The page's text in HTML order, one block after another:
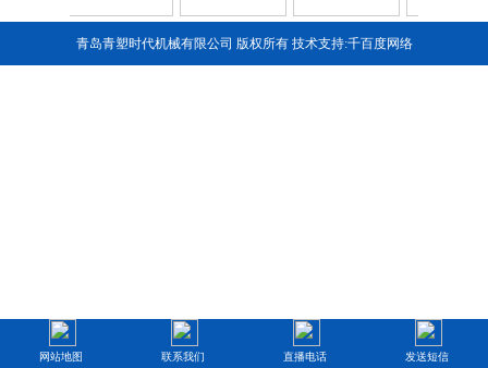
青岛青塑时代机械有限公司 版权所有 技术支持:千百度网络
网站地图 联系我们 直播电话 发送短信